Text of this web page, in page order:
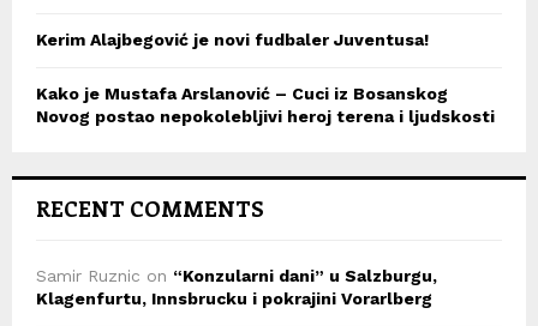
Kerim Alajbegović je novi fudbaler Juventusa!
Kako je Mustafa Arslanović – Cuci iz Bosanskog
Novog postao nepokolebljivi heroj terena i ljudskosti
RECENT COMMENTS
Samir Ruznic on “Konzularni dani” u Salzburgu,
Klagenfurtu, Innsbrucku i pokrajini Vorarlberg